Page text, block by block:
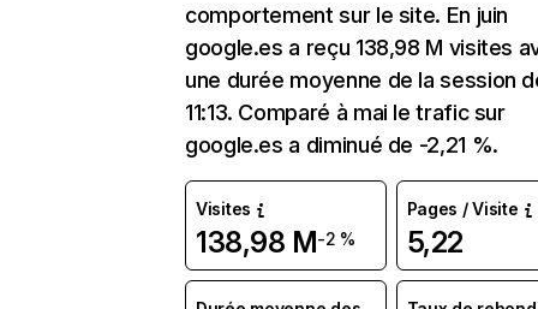
comportement sur le site. En juin
google.es a reçu 138,98 M visites
une durée moyenne de la session
11:13. Comparé à mai le trafic sur
google.es a diminué de -2,21 %.
Visites
138,98 M-2 %
Pages / Visite
5,22